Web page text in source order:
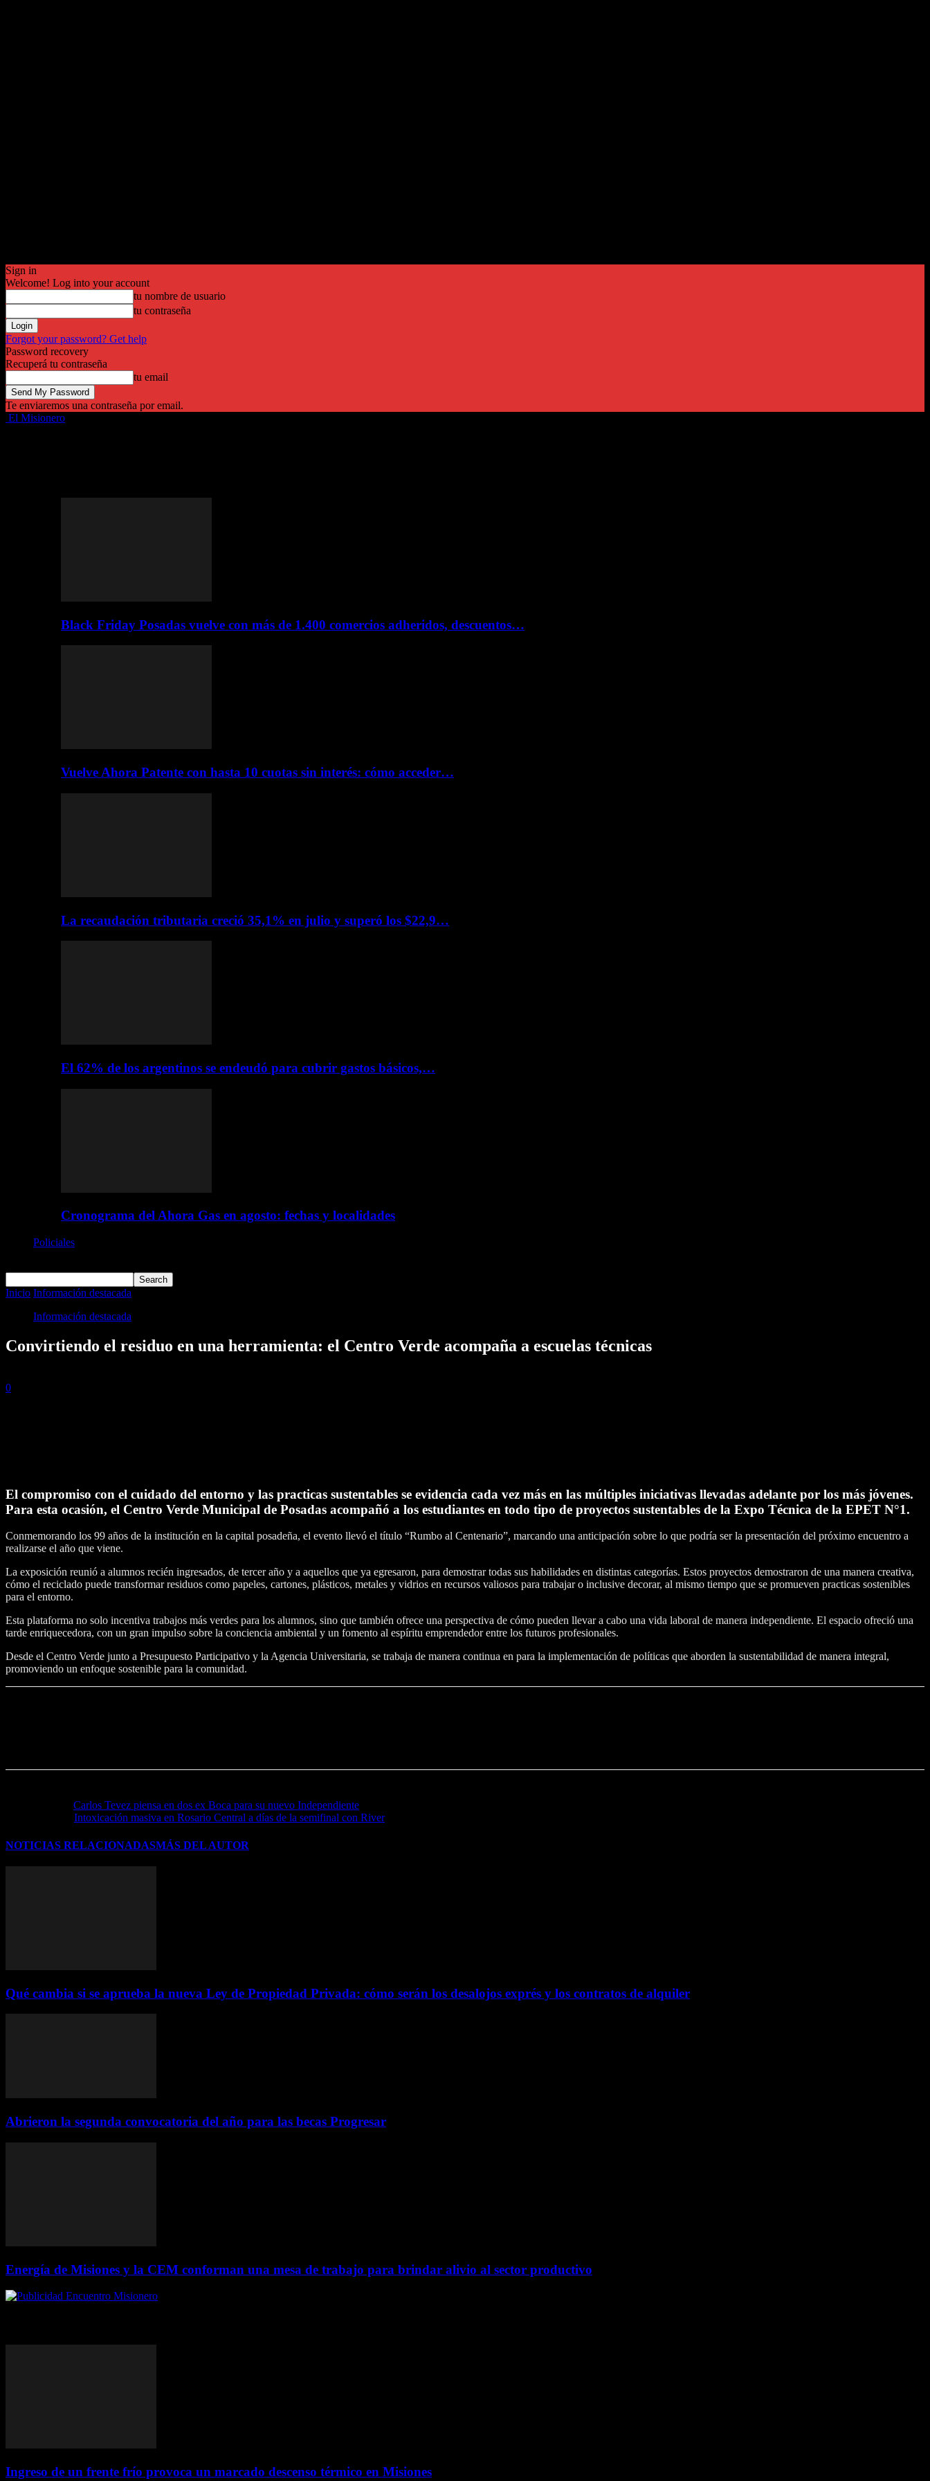
Sign in
Welcome! Log into your account
tu nombre de usuario
tu contraseña
Forgot your password? Get help
Password recovery
Recuperá tu contraseña
tu email
Te enviaremos una contraseña por email.
El Misionero
Black Friday Posadas vuelve con más de 1.400 comercios adheridos, descuentos…
Vuelve Ahora Patente con hasta 10 cuotas sin interés: cómo acceder…
La recaudación tributaria creció 35,1% en julio y superó los $22,9…
El 62% de los argentinos se endeudó para cubrir gastos básicos,…
Cronograma del Ahora Gas en agosto: fechas y localidades
Policiales
Inicio Información destacada
Información destacada
Convirtiendo el residuo en una herramienta: el Centro Verde acompaña a escuelas técnicas
0
El compromiso con el cuidado del entorno y las practicas sustentables se evidencia cada vez más en las múltiples iniciativas llevadas adelante por los más jóvenes.
Para esta ocasión, el Centro Verde Municipal de Posadas acompañó a los estudiantes en todo tipo de proyectos sustentables de la Expo Técnica de la EPET N°1.
Conmemorando los 99 años de la institución en la capital posadeña, el evento llevó el título “Rumbo al Centenario”, marcando una anticipación sobre lo que podría ser la presentación del próximo encuentro a
realizarse el año que viene.
La exposición reunió a alumnos recién ingresados, de tercer año y a aquellos que ya egresaron, para demostrar todas sus habilidades en distintas categorías. Estos proyectos demostraron de una manera creativa,
cómo el reciclado puede transformar residuos como papeles, cartones, plásticos, metales y vidrios en recursos valiosos para trabajar o inclusive decorar, al mismo tiempo que se promueven practicas sostenibles
para el entorno.
Esta plataforma no solo incentiva trabajos más verdes para los alumnos, sino que también ofrece una perspectiva de cómo pueden llevar a cabo una vida laboral de manera independiente. El espacio ofreció una
tarde enriquecedora, con un gran impulso sobre la conciencia ambiental y un fomento al espíritu emprendedor entre los futuros profesionales.
Desde el Centro Verde junto a Presupuesto Participativo y la Agencia Universitaria, se trabaja de manera continua en para la implementación de políticas que aborden la sustentabilidad de manera integral,
promoviendo un enfoque sostenible para la comunidad.
Carlos Tevez piensa en dos ex Boca para su nuevo Independiente
Intoxicación masiva en Rosario Central a días de la semifinal con River
NOTICIAS RELACIONADASMÁS DEL AUTOR
Qué cambia si se aprueba la nueva Ley de Propiedad Privada: cómo serán los desalojos exprés y los contratos de alquiler
Abrieron la segunda convocatoria del año para las becas Progresar
Energía de Misiones y la CEM conforman una mesa de trabajo para brindar alivio al sector productivo
Ingreso de un frente frío provoca un marcado descenso térmico en Misiones